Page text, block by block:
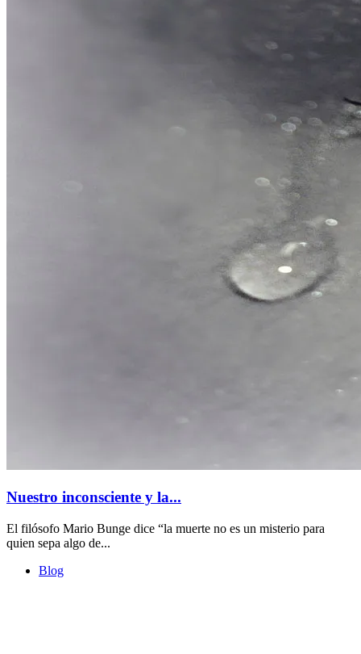
Nuestro inconsciente y la...
El filósofo Mario Bunge dice “la muerte no es un misterio para
quien sepa algo de...
Blog